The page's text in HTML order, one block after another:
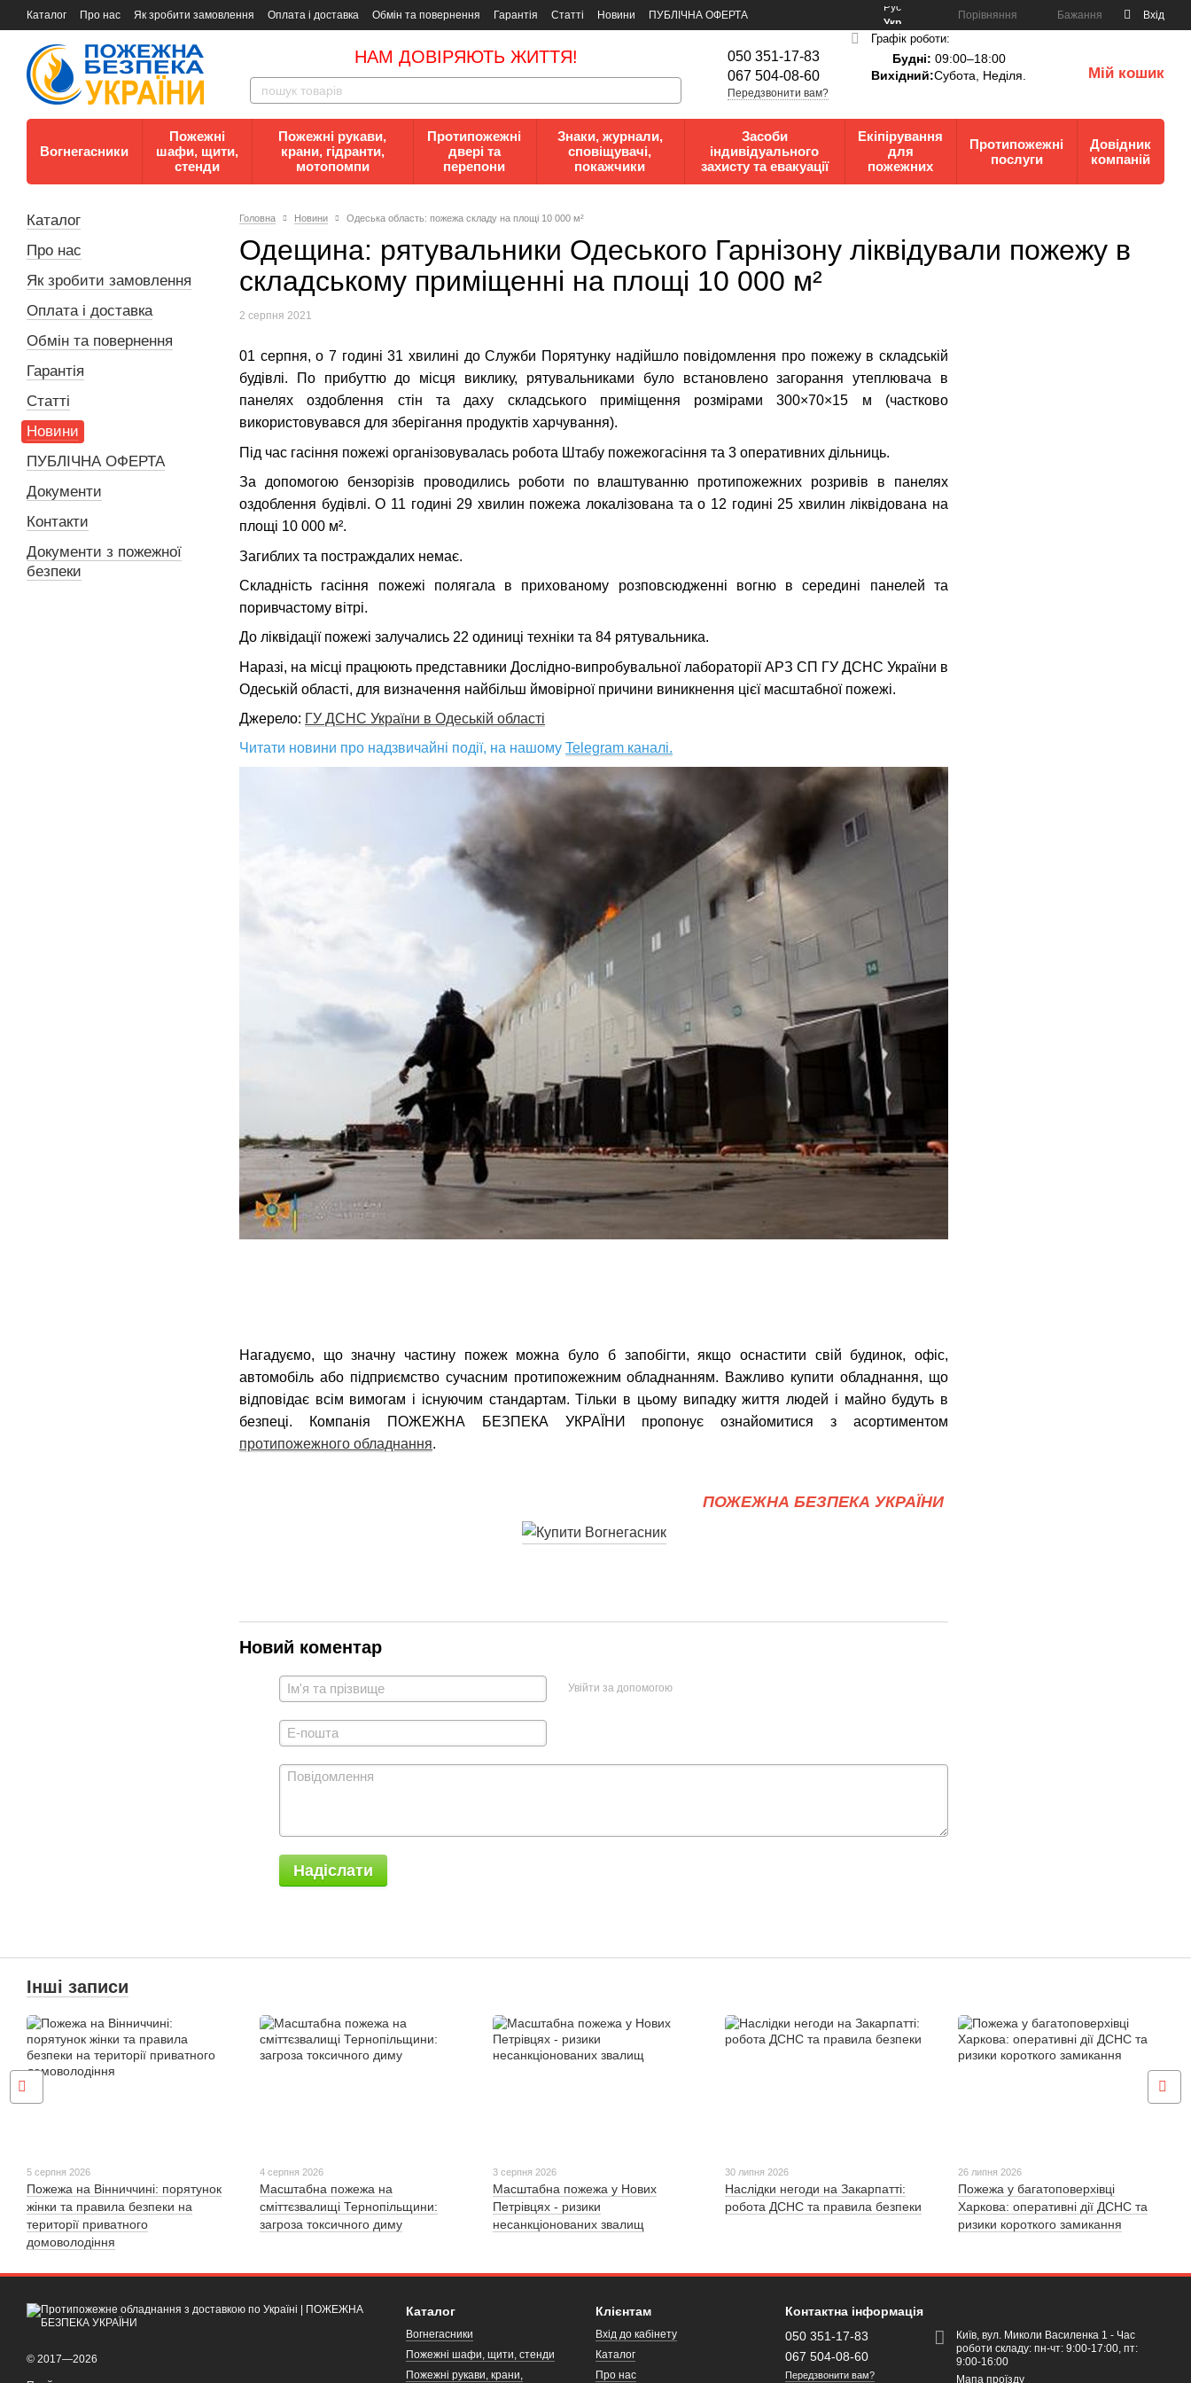
Каталог Про нас Як зробити замовлення Оплата і доставка Обмін та повернення Гарантія Статті Новини
ПУБЛІЧНА ОФЕРТА
Документи
Контакти Документи з пожежної безпеки
Рус
Укр
Порівняння Бажання Вхід
НАМ ДОВІРЯЮТЬ ЖИТТЯ!
050 351-17-83
067 504-08-60
Передзвонити вам?
Графік роботи:
Будні: 09:00–18:00
Вихідний:Субота, Неділя. Мій кошик
Вогнегасники
Пожежні
шафи, щити,
стенди
Пожежні рукави,
крани, гідранти,
мотопомпи
Протипожежні
двері та
перепони
Знаки, журнали,
сповіщувачі,
покажчики
Засоби
індивідуального
захисту та евакуації
Екіпірування
для
пожежних
Протипожежні
послуги
Довідник
компаній
Головна Новини Одеська область: пожежа складу на площі 10 000 м²
Одещина: рятувальники Одеського Гарнізону ліквідували пожежу в
складському приміщенні на площі 10 000 м²
2 серпня 2021
01 серпня, о 7 годині 31 хвилині до Служби Порятунку надійшло повідомлення про пожежу в складській
будівлі. По прибуттю до місця виклику, рятувальниками було встановлено загорання утеплювача в
панелях оздоблення стін та даху складського приміщення розмірами 300×70×15 м (частково
використовувався для зберігання продуктів харчування).
Під час гасіння пожежі організовувалась робота Штабу пожежогасіння та 3 оперативних дільниць.
За допомогою бензорізів проводились роботи по влаштуванню протипожежних розривів в панелях
оздоблення будівлі. О 11 годині 29 хвилин пожежа локалізована та о 12 годині 25 хвилин ліквідована на
площі 10 000 м².
Загиблих та постраждалих немає.
Складність гасіння пожежі полягала в прихованому розповсюдженні вогню в середині панелей та
поривчастому вітрі.
До ліквідації пожежі залучались 22 одиниці техніки та 84 рятувальника.
Наразі, на місці працюють представники Дослідно-випробувальної лабораторії АРЗ СП ГУ ДСНС України в
Одеській області, для визначення найбільш ймовірної причини виникнення цієї масштабної пожежі.
Джерело: ГУ ДСНС України в Одеській області
Читати новини про надзвичайні події, на нашому Telegram каналі.
Нагадуємо, що значну частину пожеж можна було б запобігти, якщо оснастити свій будинок, офіс,
автомобіль або підприємство сучасним протипожежним обладнанням. Важливо купити обладнання, що
відповідає всім вимогам і існуючим стандартам. Тільки в цьому випадку життя людей і майно будуть в
безпеці. Компанія ПОЖЕЖНА БЕЗПЕКА УКРАЇНИ пропонує ознайомитися з асортиментом
протипожежного обладнання.
ПОЖЕЖНА БЕЗПЕКА УКРАЇНИ
Новий коментар
Увійти за допомогою
Надіслати
Каталог
Про нас
Як зробити замовлення
Оплата і доставка
Обмін та повернення
Гарантія
Статті
Новини
ПУБЛІЧНА ОФЕРТА
Документи
Контакти
Документи з пожежної
безпеки
Інші записи
5 серпня 2026
Пожежа на Вінниччині: порятунок
жінки та правила безпеки на
території приватного
домоволодіння
4 серпня 2026
Масштабна пожежа на
сміттєзвалищі Тернопільщини:
загроза токсичного диму
3 серпня 2026
Масштабна пожежа у Нових
Петрівцях - ризики
несанкціонованих звалищ
30 липня 2026
Наслідки негоди на Закарпатті:
робота ДСНС та правила безпеки
26 липня 2026
Пожежа у багатоповерхівці
Харкова: оперативні дії ДСНС та
ризики короткого замикання
© 2017—2026
Каталог
Вогнегасники
Пожежні шафи, щити, стенди
Пожежні рукави, крани,
Клієнтам
Вхід до кабінету
Каталог
Про нас
Контактна інформація
050 351-17-83
067 504-08-60
Передзвонити вам?
Київ, вул. Миколи Василенка 1 - Час
роботи складу: пн-чт: 9:00-17:00, пт:
9:00-16:00
Мапа проїзду